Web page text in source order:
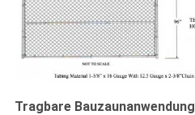
Tragbare Bauzaunanwendung